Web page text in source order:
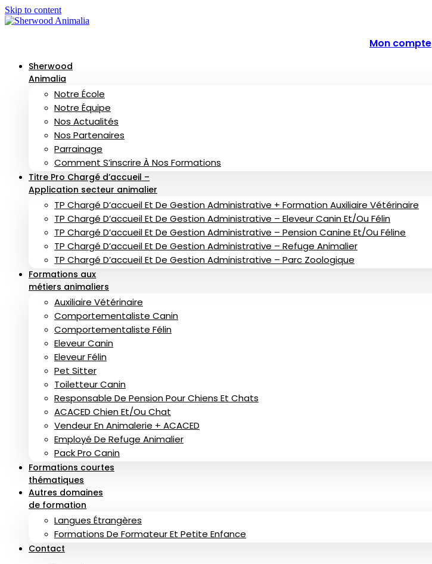
Skip to content
Mon compte
Sherwood
Animalia
Notre École
Notre Équipe
Nos Actualités
Nos Partenaires
Parrainage
Comment S’inscrire À Nos Formations
Titre Pro Chargé d’accueil –
Application secteur animalier
TP Chargé D’accueil Et De Gestion Administrative + Formation Auxiliaire Vétérinaire
TP Chargé D’accueil Et De Gestion Administrative – Eleveur Canin Et/ou Félin
TP Chargé D’accueil Et De Gestion Administrative – Pension Canine Et/ou Féline
TP Chargé D’accueil Et De Gestion Administrative – Refuge Animalier
TP Chargé D’accueil Et De Gestion Administrative – Parc Zoologique
Formations aux
métiers animaliers
Auxiliaire Vétérinaire
Comportementaliste Canin
Comportementaliste Félin
Eleveur Canin
Eleveur Félin
Pet Sitter
Toiletteur Canin
Responsable De Pension Pour Chiens Et Chats
ACACED Chien Et/ou Chat
Vendeur En Animalerie + ACACED
Employé De Refuge Animalier
Pack Pro Canin
Formations courtes
thématiques
Autres domaines
de formation
Langues Étrangères
Formations De Formateur Et Petite Enfance
Contact